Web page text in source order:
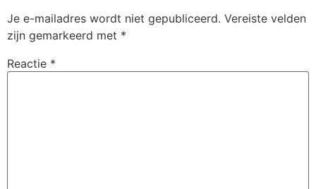
Je e-mailadres wordt niet gepubliceerd. Vereiste velden
zijn gemarkeerd met *
Reactie *